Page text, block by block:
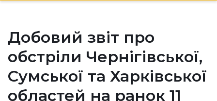
Добовий звіт про
обстріли Чернігівської,
Сумської та Харківської
областей на ранок 11